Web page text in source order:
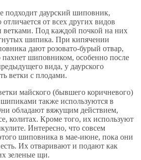
подходит даурский шиповник,
от всех других видов
ветками. Под каждой почкой на них
шипика. При кипячении
дают розовато-бурый отвар,
шиповником, особенно после
вида, у даурского
ветки с плодами.
майского (бывшего коричневого)
также используются в
обладают вяжущим действием,
колитах. Кроме того, их используют
Интересно, что совсем
шиповника в мае-июне, пока они
Их отваривают и подают как
зеленые щи.